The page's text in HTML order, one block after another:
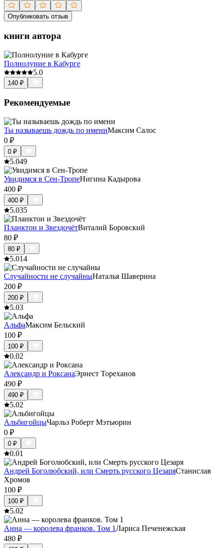
Опубликовать отзыв
книги автора
Полнолуние в Кабурге
5.0
140 ₽
Рекомендуемые
Ты называешь дождь по имениМаксим Салос
0 ₽
0 ₽
5.049
Увидимся в Сен-ТропеНигина Кадырова
400 ₽
400 ₽
5.035
Планктон и ЗвездочётВиталий Боровский
80 ₽
80 ₽
5.014
Случайности не случайныНаталья Шаверина
200 ₽
200 ₽
5.03
АльфаМаксим Бельский
100 ₽
100 ₽
0.02
Александр и РоксанаЭрнест Тореханов
490 ₽
490 ₽
5.02
АльбигойцыЧарльз Роберт Мэтьюрин
0 ₽
0 ₽
0.01
Андрей Боголюбский, или Смерть русского ЦезаряСтанислав
Хромов
100 ₽
100 ₽
5.02
Анна — королева франков. Том 1Лариса Печенежская
480 ₽